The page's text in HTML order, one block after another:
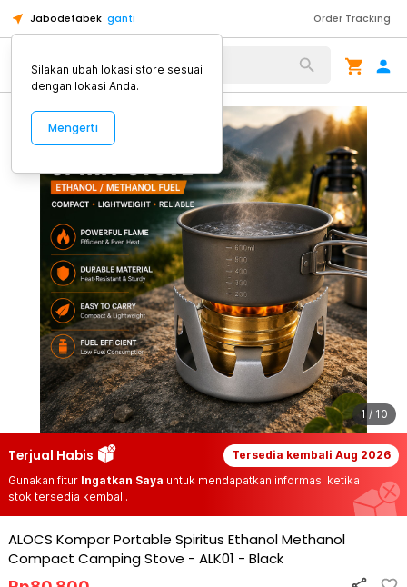
Jabodetabek ganti Order Tracking
Alat Kopi
1 / 10
Terjual Habis Tersedia kembali Aug 2026
Gunakan fitur Ingatkan Saya untuk mendapatkan informasi ketika
stok tersedia kembali.
ALOCS Kompor Portable Spiritus Ethanol Methanol
Compact Camping Stove - ALK01 - Black
Silakan ubah lokasi store sesuai
dengan lokasi Anda.
Mengerti